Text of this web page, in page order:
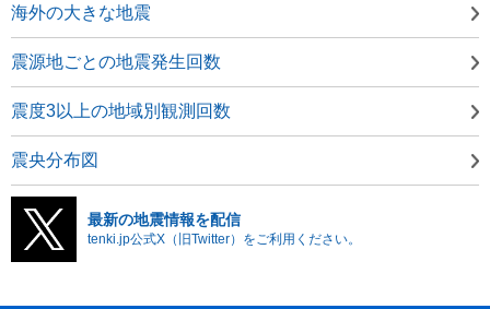
海外の大きな地震
震源地ごとの地震発生回数
震度3以上の地域別観測回数
震央分布図
最新の地震情報を配信
tenki.jp公式X（旧Twitter）をご利用ください。